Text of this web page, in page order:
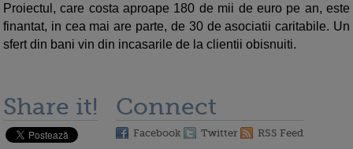
Proiectul, care costa aproape 180 de mii de euro pe an, este
finantat, in cea mai are parte, de 30 de asociatii caritabile. Un
sfert din bani vin din incasarile de la clientii obisnuiti.
Share it! Connect
Facebook Twitter RSS Feed